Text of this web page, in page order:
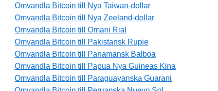
Omvandla Bitcoin till Nya Taiwan-dollar
Omvandla Bitcoin till Nya Zeeland-dollar
Omvandla Bitcoin till Omani Rial
Omvandla Bitcoin till Pakistansk Rupie
Omvandla Bitcoin till Panamansk Balboa
Omvandla Bitcoin till Papua Nya Guineas Kina
Omvandla Bitcoin till Paraguayanska Guarani